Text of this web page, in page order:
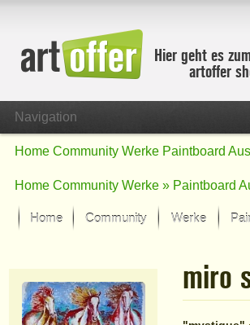
Hier geht es
artoffer
Navigation
Home Community Werke Paintboard
Home Community Werke » Paintboard
Home Community Werke
Der letzte
Alle Fokus-
miro